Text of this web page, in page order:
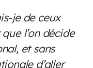
je de ceux
l’on décide
et sans
d’aller